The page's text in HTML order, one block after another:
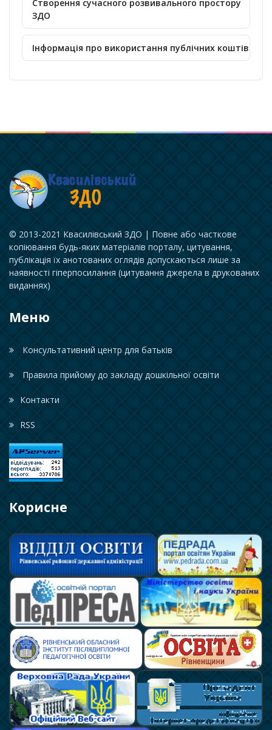
Створення сучасного розвивального простору
ЗДО
Інформація про використання публічних коштів
© 2013-2021 Квасилівський ЗДО | Повне або часткове
копіювання будь-яких матеріалів порталу, цитування,
публікація їх анотованих оглядів допускаються лише за
наявності гіперпосилання (цитування джерела в друкованих
виданнях)
Меню
Консультативний центр для батьків
Правила прийому до закладу дошкільної освіти
Контакти
RSS
Корисне